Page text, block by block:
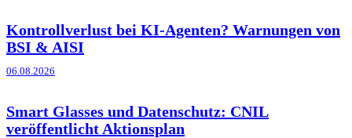
Kontrollverlust bei KI-Agenten? Warnungen von
BSI & AISI
06.08.2026
Smart Glasses und Datenschutz: CNIL
veröffentlicht Aktionsplan